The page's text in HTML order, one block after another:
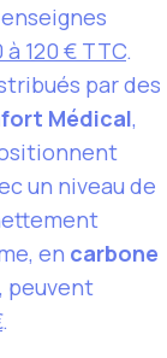
à 120 € TTC.
par des
Médical,
un niveau de
en carbone
peuvent
.